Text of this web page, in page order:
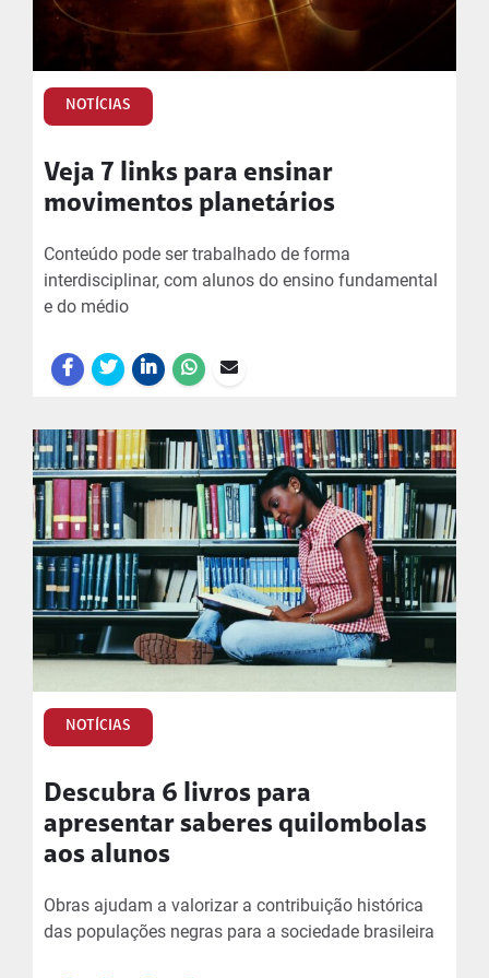
NOTÍCIAS
Veja 7 links para ensinar
movimentos planetários
Conteúdo pode ser trabalhado de forma
interdisciplinar, com alunos do ensino fundamental
e do médio
NOTÍCIAS
Descubra 6 livros para
apresentar saberes quilombolas
aos alunos
Obras ajudam a valorizar a contribuição histórica
das populações negras para a sociedade brasileira